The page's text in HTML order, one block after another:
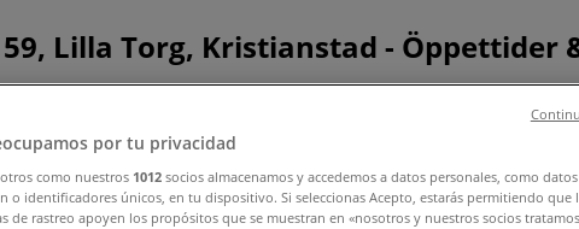
Lilla Torg, Kristianstad - Öppettider
por tu privacidad
como nuestros 1012 socios almacenamos y accedemos a datos personales, como
o identificadores únicos, en tu dispositivo. Si seleccionas Acepto, estarás permitiendo que
de rastreo apoyen los propósitos que se muestran en «nosotros y nuestros socios